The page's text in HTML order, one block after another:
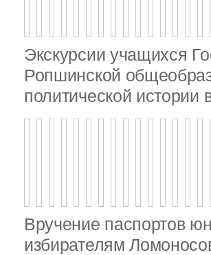
Экскурсии учащихся
Ропшинской
политической истории
Вручение паспортов
избирателям